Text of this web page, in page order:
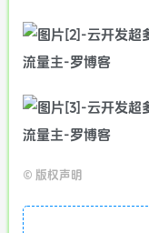
© 版权声明